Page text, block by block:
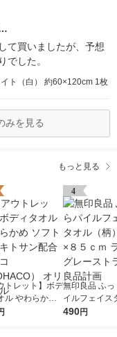
て買いましたが、予想
でした。
ト（白） 約60×120cm 1枚
みを見る
もっと見る
トレット】ボデ
ル やわらかめ
天然キトサン
4
無印良品 ふっ
イルフェイス
（柄） ３４×
490円